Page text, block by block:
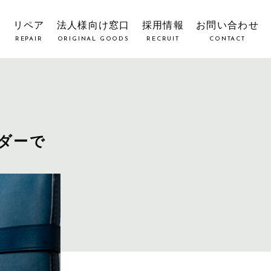
リペア
REPAIR
法人様向け窓口
ORIGINAL GOODS
採用情報
RECRUIT
お問い合わせ
CONTACT
ーで